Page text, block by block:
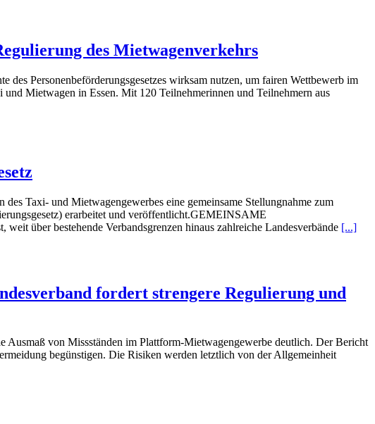
des Mietwagenverkehrs
Personenbeförderungsgesetzes wirksam nutzen, um fairen Wettbewerb im
Mietwagen in Essen. Mit 120 Teilnehmerinnen und Teilnehmern aus
Taxi- und Mietwagengewerbes eine gemeinsame Stellungnahme zum
erarbeitet und veröffentlicht.GEMEINSAME
über bestehende Verbandsgrenzen hinaus zahlreiche Landesverbände [...]
fordert strengere Regulierung und
Ausmaß von Missständen im Plattform-Mietwagengewerbe deutlich. Der Bericht
begünstigen. Die Risiken werden letztlich von der Allgemeinheit